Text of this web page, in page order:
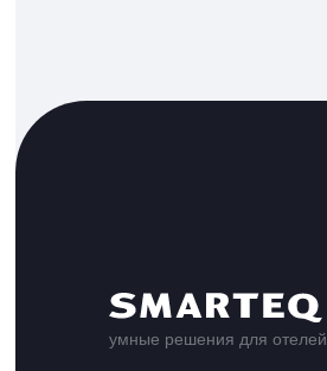
умные решения для отелей